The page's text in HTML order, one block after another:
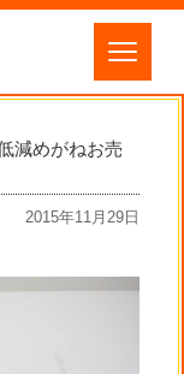
減めがねお売
2015年11月29日